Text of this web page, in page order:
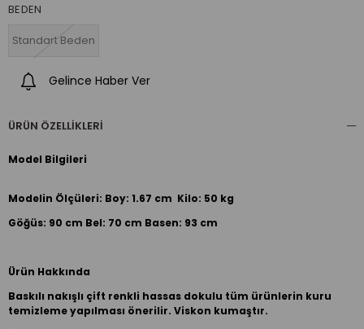
BEDEN
Standart Beden
Gelince Haber Ver
ÜRÜN ÖZELLIKLERI
Model Bilgileri
Modelin Ölçüleri: Boy: 1.67 cm Kilo: 50 kg
Göğüs: 90 cm Bel: 70 cm Basen: 93 cm
Ürün Hakkında
Baskılı nakışlı çift renkli hassas dokulu tüm ürünlerin kuru
temizleme yapılması önerilir. Viskon kumaştır.